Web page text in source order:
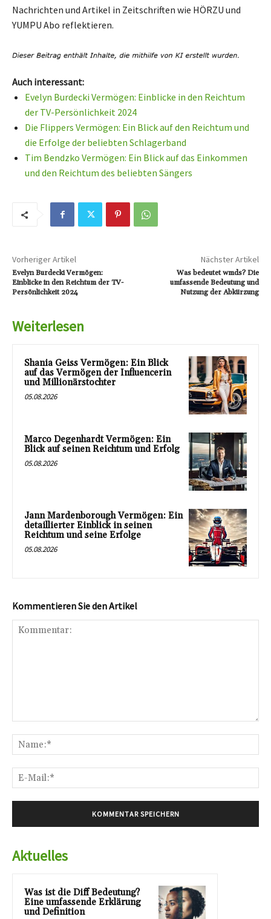
Nachrichten und Artikel in Zeitschriften wie HÖRZU und
YUMPU Abo reflektieren.
Auch interessant:
Evelyn Burdecki Vermögen: Einblicke in den Reichtum
der TV-Persönlichkeit 2024
Die Flippers Vermögen: Ein Blick auf den Reichtum und
die Erfolge der beliebten Schlagerband
Tim Bendzko Vermögen: Ein Blick auf das Einkommen
und den Reichtum des beliebten Sängers
Vorheriger Artikel
Evelyn Burdecki Vermögen:
Einblicke in den Reichtum der TV-
Persönlichkeit 2024
Nächster Artikel
Was bedeutet wmds? Die
umfassende Bedeutung und
Nutzung der Abkürzung
Weiterlesen
Shania Geiss Vermögen: Ein Blick
auf das Vermögen der Influencerin
und Millionärstochter
05.08.2026
Marco Degenhardt Vermögen: Ein
Blick auf seinen Reichtum und Erfolg
05.08.2026
Jann Mardenborough Vermögen: Ein
detaillierter Einblick in seinen
Reichtum und seine Erfolge
05.08.2026
Kommentieren Sie den Artikel
Aktuelles
Was ist die Diff Bedeutung?
Eine umfassende Erklärung
und Definition